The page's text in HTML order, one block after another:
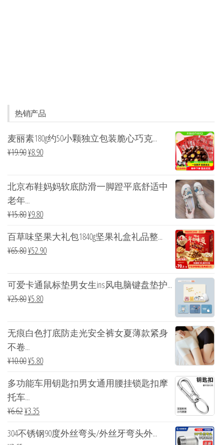
热销产品
麦丽素180g约50小颗独立包装脆心巧克...
¥19.90¥8.90
北京布鞋妈妈软底防滑一脚蹬平底舒适中
老年...
¥15.80¥9.80
百草味坚果大礼包1840g坚果礼盒礼品整...
¥65.80¥52.90
可爱卡通鼠标垫男女生ins风电脑键盘垫护...
¥25.80¥5.80
无痕白色打底防走光安全裤女夏薄款紧身
不卷...
¥10.00¥5.80
多功能车用钥匙扣男女通用腰挂锁匙扣摩
托车...
¥6.62¥3.35
304不锈钢90度外丝弯头/外丝牙弯头外...